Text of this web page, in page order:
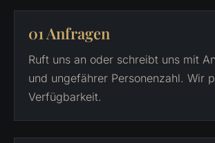
01 Anfragen
Ruft uns an oder schreibt uns mit
und ungefährer Personenzahl. Wir
Verfügbarkeit.